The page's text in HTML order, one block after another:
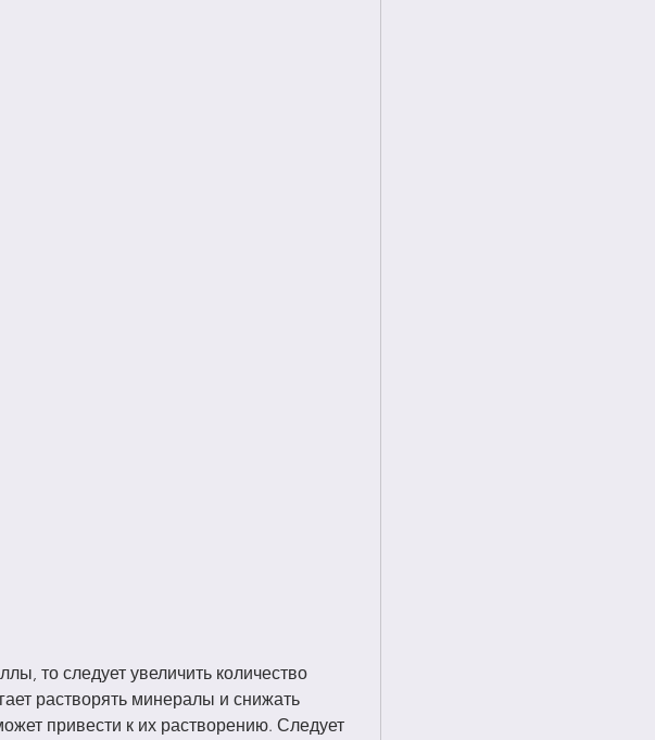
растворять минералы и снижать
привести к их растворению. Следует